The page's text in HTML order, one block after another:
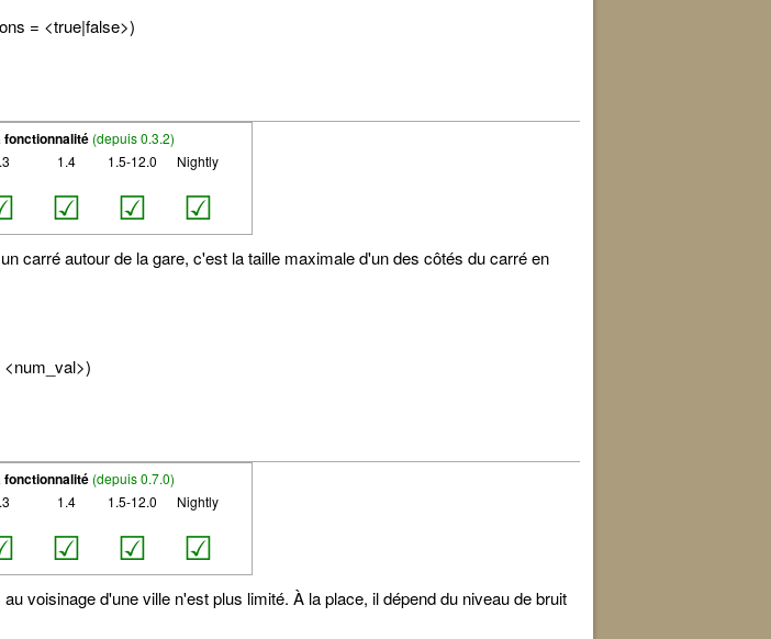
= <true|false>)
fonctionnalité (depuis 0.3.2)
1.4
☑
1.5-12.0
☑
Nightly
☑
carré autour de la gare, c'est la taille maximale d'un des côtés du carré en
fonctionnalité (depuis 0.7.0)
1.4
☑
1.5-12.0
☑
Nightly
☑
voisinage d'une ville n'est plus limité. À la place, il dépend du niveau de bruit